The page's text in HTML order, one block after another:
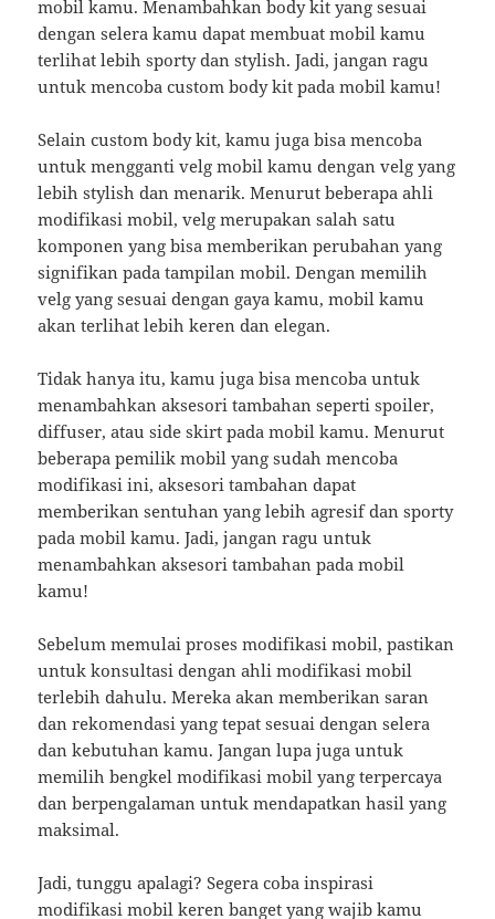
mobil kamu. Menambahkan body kit yang sesuai
dengan selera kamu dapat membuat mobil kamu
terlihat lebih sporty dan stylish. Jadi, jangan ragu
untuk mencoba custom body kit pada mobil kamu!
Selain custom body kit, kamu juga bisa mencoba
untuk mengganti velg mobil kamu dengan velg yang
lebih stylish dan menarik. Menurut beberapa ahli
modifikasi mobil, velg merupakan salah satu
komponen yang bisa memberikan perubahan yang
signifikan pada tampilan mobil. Dengan memilih
velg yang sesuai dengan gaya kamu, mobil kamu
akan terlihat lebih keren dan elegan.
Tidak hanya itu, kamu juga bisa mencoba untuk
menambahkan aksesori tambahan seperti spoiler,
diffuser, atau side skirt pada mobil kamu. Menurut
beberapa pemilik mobil yang sudah mencoba
modifikasi ini, aksesori tambahan dapat
memberikan sentuhan yang lebih agresif dan sporty
pada mobil kamu. Jadi, jangan ragu untuk
menambahkan aksesori tambahan pada mobil
kamu!
Sebelum memulai proses modifikasi mobil, pastikan
untuk konsultasi dengan ahli modifikasi mobil
terlebih dahulu. Mereka akan memberikan saran
dan rekomendasi yang tepat sesuai dengan selera
dan kebutuhan kamu. Jangan lupa juga untuk
memilih bengkel modifikasi mobil yang terpercaya
dan berpengalaman untuk mendapatkan hasil yang
maksimal.
Jadi, tunggu apalagi? Segera coba inspirasi
modifikasi mobil keren banget yang wajib kamu